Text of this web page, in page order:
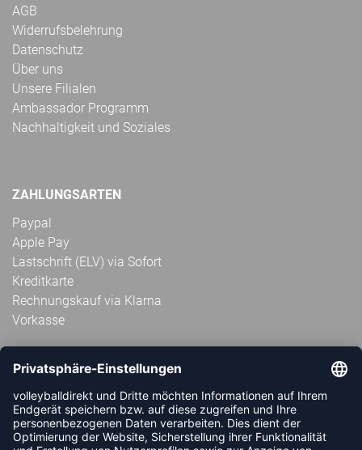
AGB
Widerrufsbelehrung
Datenschutz
Über uns
Unsere Filialen
Ambassador Programm
Nachhaltigkeit und Soziales
ZAHLUNGSARTEN
Paypal
Apple Pay
Lastschrift (ELV) via Sofort
Kreditkarte
Rechnungskauf via Klarna
Vorkasse
ABONNIERE JETZT DEN KOSTENLOSEN
VOLLEYBALLDIREKT-NEWSLETTER UND VERPASSE KEINE
NEUIGKEIT ODER AKTION MEHR.
JETZT ANMELDEN